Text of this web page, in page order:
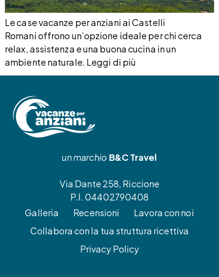
Le case vacanze per anziani ai Castelli
Romani offrono un’opzione ideale per chi cerca
relax, assistenza e una buona cucina in un
ambiente naturale. Leggi di più
un marchio B&C Travel
Via Dante 258, Riccione
P.I. 04402790408
Galleria
Recensioni
Lavora con noi
Collabora con la tua struttura ricettiva
Privacy Policy